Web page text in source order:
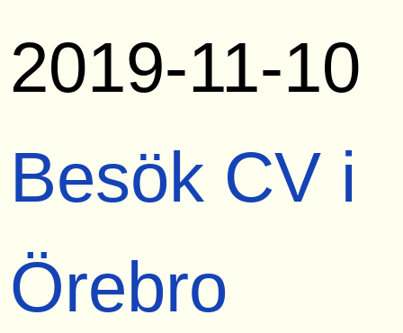
2019-11-10
Besök CV i
Örebro